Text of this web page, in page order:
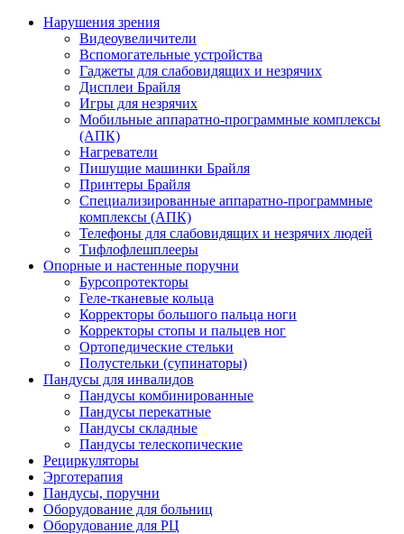
Нарушения зрения
Видеоувеличители
Вспомогательные устройства
Гаджеты для слабовидящих и незрячих
Дисплеи Брайля
Игры для незрячих
Мобильные аппаратно-программные комплексы
(АПК)
Нагреватели
Пишущие машинки Брайля
Принтеры Брайля
Специализированные аппаратно-программные
комплексы (АПК)
Телефоны для слабовидящих и незрячих людей
Тифлофлешплееры
Опорные и настенные поручни
Бурсопротекторы
Геле-тканевые кольца
Корректоры большого пальца ноги
Корректоры стопы и пальцев ног
Ортопедические стельки
Полустельки (супинаторы)
Пандусы для инвалидов
Пандусы комбинированные
Пандусы перекатные
Пандусы складные
Пандусы телескопические
Рециркуляторы
Эрготерапия
Пандусы, поручни
Оборудование для больниц
Оборудование для РЦ